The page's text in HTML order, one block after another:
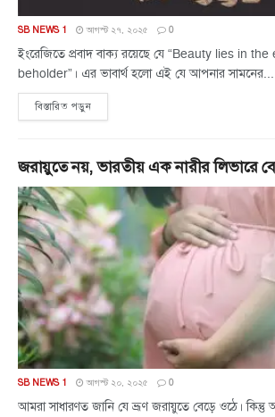
SB NEWS 1 আগস্ট ২৭, ২০২৫ 0
ইংরেজিতে প্রবাদ বাক্য রয়েছে যে “Beauty lies in
beholder”। এর ভাবার্থ হলো এই যে আপনার সামনের...
বিস্তারিত পড়ুন
জরায়ুতে নয়, ভারতীয় এক নারীর লিভারে
SB NEWS 1 আগস্ট ২০, ২০২৫ 0
আমরা সাধারণত জানি যে ভ্রূণ জরায়ুতে বেড়ে ওঠে। কিন্তু